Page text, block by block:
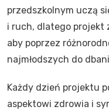
przedszkolnym uczą
i ruch, dlatego projekt
aby poprzez
najmłodszych do
Każdy dzień projektu
aspektowi zdrowia i